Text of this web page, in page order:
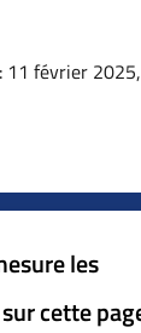
: 11 février
les
cette